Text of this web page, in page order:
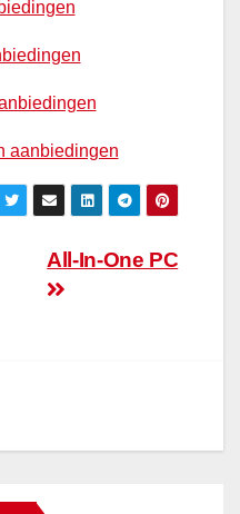
aanbiedingen
All-In-One PC